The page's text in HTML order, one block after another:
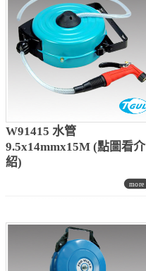
W91415 水管
9.5x14mmx15M (點圖看介
紹)